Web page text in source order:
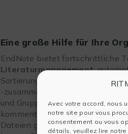
Avec votre accord, nous
notre site pour vous
consentement ou vous
détails, veuillez lire notre
Eine große Hilfe für Ihre
EndNote bietet fortschrittliche
Literaturmanagement:
Sortierung, Begriffsliste,
-zusammenführung,
und Gruppierung der
kommentieren und durchsuchen
Dateien ganz einfach direkt aus